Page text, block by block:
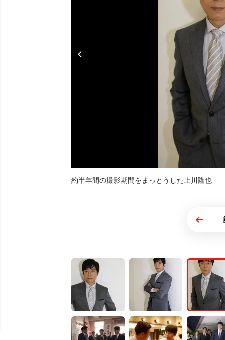
約半年間の撮影期間をまっとうした上川隆也